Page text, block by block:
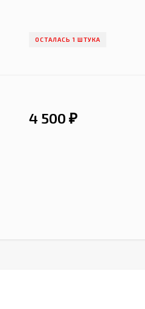
ОСТАЛАСЬ 1 ШТУКА
4 500₽